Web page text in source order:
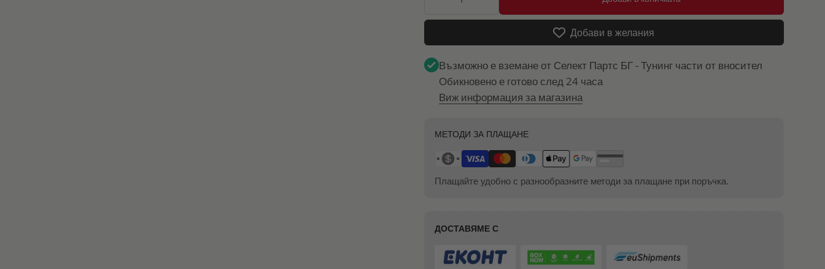
Добави в желания
Възможно е вземане от Селект Партс БГ - Тунинг части от вносител
Обикновено е готово след 24 часа
Виж информация за магазина
МЕТОДИ ЗА ПЛАЩАНЕ
Плащайте удобно с разнообразните методи за плащане при поръчка.
ДОСТАВЯМЕ С